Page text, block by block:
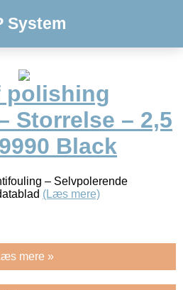
System
polishing
Storrelse – 2,5
Black
– Selvpolerende
(Læs mere)
mere »